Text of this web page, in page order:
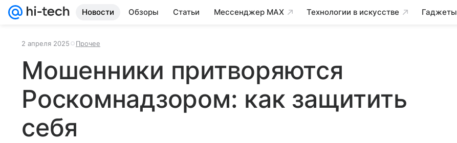
Новости Обзоры Статьи Мессенджер MAX Технологии в искусстве Гаджеты
2 апреля 2025 Прочее
Мошенники притворяются
Роскомнадзором: как защитить
себя